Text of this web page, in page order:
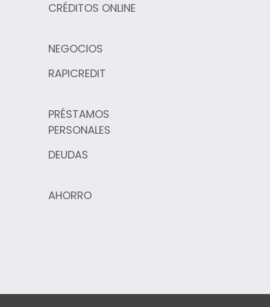
CRÉDITOS ONLINE
NEGOCIOS
RAPICREDIT
PRÉSTAMOS
PERSONALES
DEUDAS
AHORRO